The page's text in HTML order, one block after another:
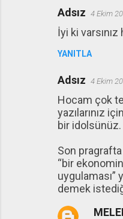
Adsız 4 Ekim
İyi ki
YANITLA
Adsız 4 Ekim
Hocam çok
yazılarınız
bir idolsünüz.
Son pragrafta
“bir
uygulaması”
demek